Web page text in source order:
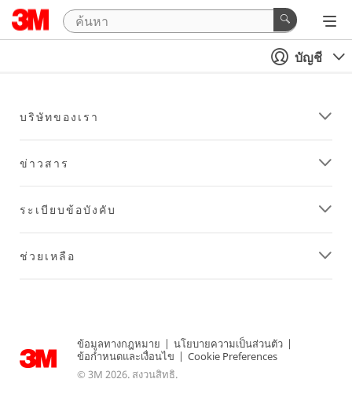
บัญชี
บริษัทของเรา
ข่าวสาร
ระเบียบข้อบังคับ
ช่วยเหลือ
ข้อมูลทางกฎหมาย | นโยบายความเป็นส่วนตัว |
ข้อกำหนดและเงื่อนไข | Cookie Preferences
© 3M 2026. สงวนสิทธิ.